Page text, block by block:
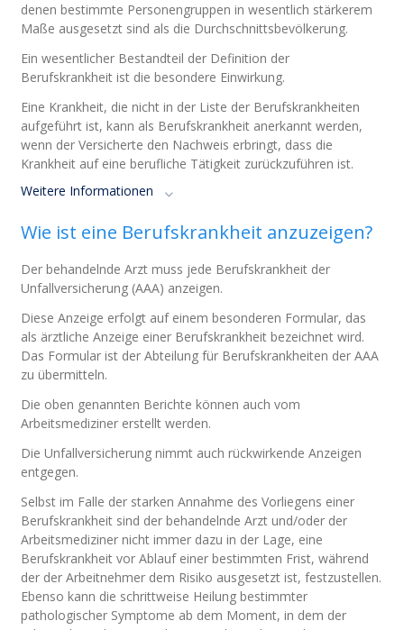
denen bestimmte Personengruppen in wesentlich stärkerem
Maße ausgesetzt sind als die Durchschnittsbevölkerung.
Ein wesentlicher Bestandteil der Definition der
Berufskrankheit ist die besondere Einwirkung.
Eine Krankheit, die nicht in der Liste der Berufskrankheiten
aufgeführt ist, kann als Berufskrankheit anerkannt werden,
wenn der Versicherte den Nachweis erbringt, dass die
Krankheit auf eine berufliche Tätigkeit zurückzuführen ist.
Weitere Informationen
Wie ist eine Berufskrankheit anzuzeigen?
Der behandelnde Arzt muss jede Berufskrankheit der
Unfallversicherung (AAA) anzeigen.
Diese Anzeige erfolgt auf einem besonderen Formular, das
als ärztliche Anzeige einer Berufskrankheit bezeichnet wird.
Das Formular ist der Abteilung für Berufskrankheiten der AAA
zu übermitteln.
Die oben genannten Berichte können auch vom
Arbeitsmediziner erstellt werden.
Die Unfallversicherung nimmt auch rückwirkende Anzeigen
entgegen.
Selbst im Falle der starken Annahme des Vorliegens einer
Berufskrankheit sind der behandelnde Arzt und/oder der
Arbeitsmediziner nicht immer dazu in der Lage, eine
Berufskrankheit vor Ablauf einer bestimmten Frist, während
der der Arbeitnehmer dem Risiko ausgesetzt ist, festzustellen.
Ebenso kann die schrittweise Heilung bestimmter
pathologischer Symptome ab dem Moment, in dem der